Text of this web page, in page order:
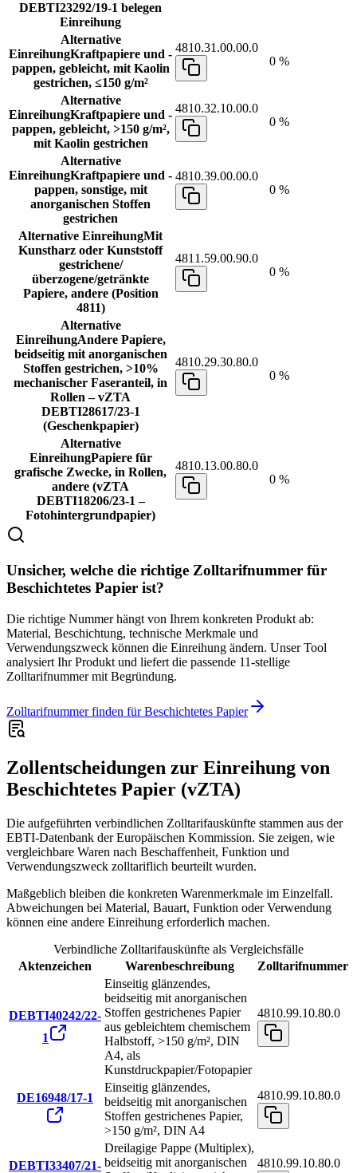
DEBTI23292/19-1 belegen
Einreihung
Alternative
EinreihungKraftpapiere und -
pappen, gebleicht, mit Kaolin
gestrichen, ≤150 g/m²
4810.31.00.00.0
0 %
Alternative
EinreihungKraftpapiere und -
pappen, gebleicht, >150 g/m²,
mit Kaolin gestrichen
4810.32.10.00.0
0 %
Alternative
EinreihungKraftpapiere und -
pappen, sonstige, mit
anorganischen Stoffen
gestrichen
4810.39.00.00.0
0 %
Alternative EinreihungMit
Kunstharz oder Kunststoff
gestrichene/
überzogene/getränkte
Papiere, andere (Position
4811)
4811.59.00.90.0
0 %
Alternative
EinreihungAndere Papiere,
beidseitig mit anorganischen
Stoffen gestrichen, >10%
mechanischer Faseranteil, in
Rollen – vZTA
DEBTI28617/23-1
(Geschenkpapier)
4810.29.30.80.0
0 %
Alternative
EinreihungPapiere für
grafische Zwecke, in Rollen,
andere (vZTA
DEBTI18206/23-1 –
Fotohintergrundpapier)
4810.13.00.80.0
0 %
Unsicher, welche die richtige Zolltarifnummer für
Beschichtetes Papier ist?
Die richtige Nummer hängt von Ihrem konkreten Produkt ab:
Material, Beschichtung, technische Merkmale und
Verwendungszweck können die Einreihung ändern. Unser Tool
analysiert Ihr Produkt und liefert die passende 11-stellige
Zolltarifnummer mit Begründung.
Zolltarifnummer finden für Beschichtetes Papier
Zollentscheidungen zur Einreihung von
Beschichtetes Papier (vZTA)
Die aufgeführten verbindlichen Zolltarifauskünfte stammen aus der
EBTI-Datenbank der Europäischen Kommission. Sie zeigen, wie
vergleichbare Waren nach Beschaffenheit, Funktion und
Verwendungszweck zolltariflich beurteilt wurden.
Maßgeblich bleiben die konkreten Warenmerkmale im Einzelfall.
Abweichungen bei Material, Bauart, Funktion oder Verwendung
können eine andere Einreihung erforderlich machen.
Verbindliche Zolltarifauskünfte als Vergleichsfälle
Aktenzeichen
Warenbeschreibung Zolltarifnummer
DEBTI40242/22-
1
Einseitig glänzendes,
beidseitig mit anorganischen
Stoffen gestrichenes Papier
aus gebleichtem chemischem
Halbstoff, >150 g/m², DIN
A4, als
Kunstdruckpapier/Fotopapier
4810.99.10.80.0
DE16948/17-1
Einseitig glänzendes,
beidseitig mit anorganischen
Stoffen gestrichenes Papier,
>150 g/m², DIN A4
4810.99.10.80.0
DEBTI33407/21-
Dreilagige Pappe (Multiplex),
beidseitig mit anorganischen
4810.99.10.80.0